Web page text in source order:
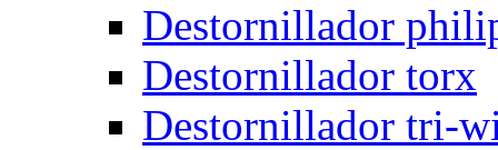
Destornillador
Destornillador torx
Destornillador tri-